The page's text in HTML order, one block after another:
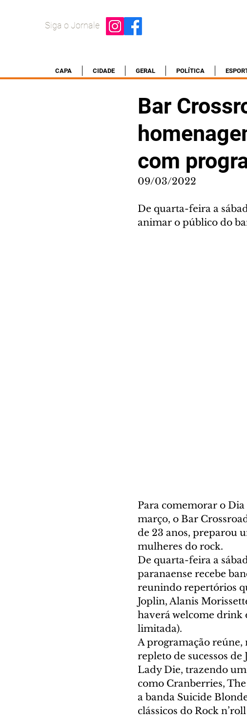
Siga o Jornale
CAPA CIDADE GERAL POLÍTICA
Bar
com
09/03/2022
De quarta-feira a
animar o público do
Para comemorar o
março, o Bar
de 23 anos, preparou
mulheres do rock.
De quarta-feira a
paranaense recebe
reunindo repertórios
Joplin, Alanis
haverá welcome drink
limitada).
A programação reúne,
repleto de sucessos
Lady Die, trazendo
como Cranberries,
a banda Suicide
clássicos do Rock